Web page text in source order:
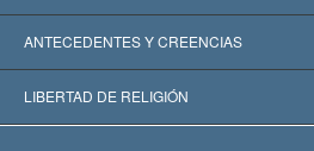
Reconocimientos Mundiales
Decisiones Históricas
Informes de Expertos por Categoría
Destacados Expertos Mundiales
ANTECEDENTES Y CREENCIAS
L. Ronald Hubbard
LIBERTAD DE RELIGIÓN